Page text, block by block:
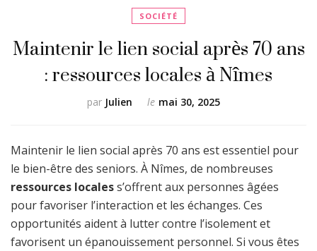
SOCIÉTÉ
Maintenir le lien social après 70 ans
: ressources locales à Nîmes
par Julien le mai 30, 2025
Maintenir le lien social après 70 ans est essentiel pour
le bien-être des seniors. À Nîmes, de nombreuses
ressources localess’offrent aux personnes âgées
pour favoriser l’interaction et les échanges. Ces
opportunités aident à lutter contre l’isolement et
favorisent un épanouissement personnel. Si vous êtes